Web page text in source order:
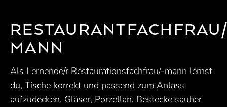
MANN
Als Lernende/r Restaurationsfachfrau/-mann lernst
du, Tische korrekt und passend zum Anlass
aufzudecken, Gläser, Porzellan, Bestecke sauber